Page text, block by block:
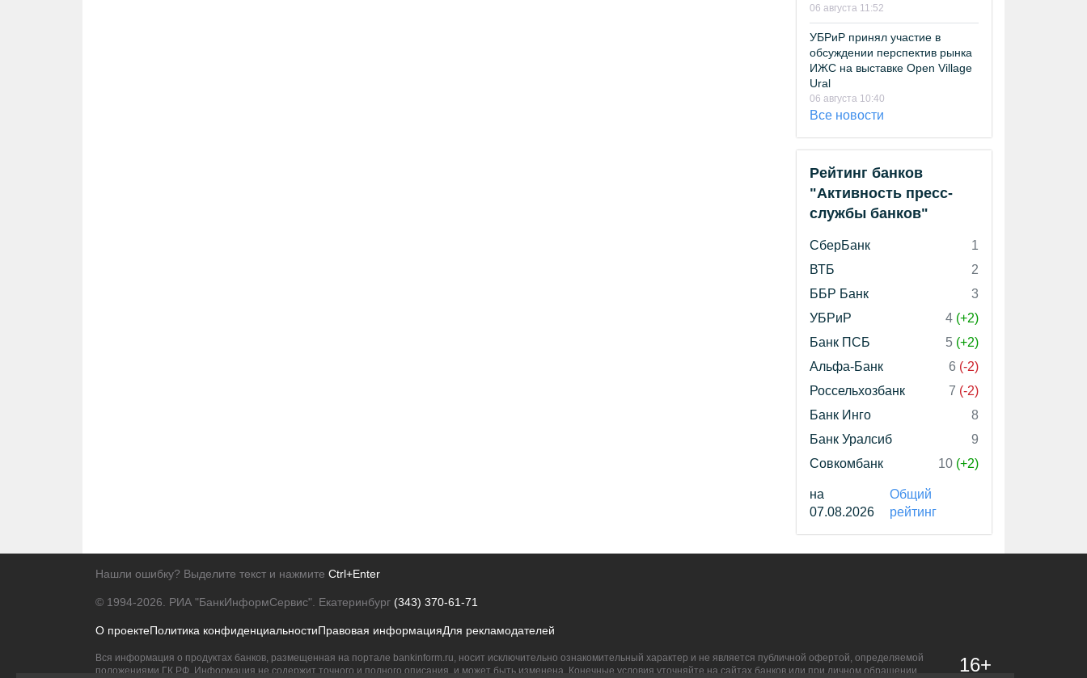
06 августа 11:52
УБРиР принял участие в
обсуждении перспектив рынка
ИЖС на выставке Open Village
Ural
06 августа 10:40
Все новости
Рейтинг банков
"Активность пресс-
службы банков"
СберБанк
1
ВТБ
2
ББР Банк
3
УБРиР
4 (+2)
Банк ПСБ
5 (+2)
Альфа-Банк
6 (-2)
Россельхозбанк
7 (-2)
Банк Инго
8
Банк Уралсиб
9
Совкомбанк
10 (+2)
на
07.08.2026
Общий
рейтинг
Нашли ошибку? Выделите текст и нажмите Ctrl+Enter
© 1994-2026. РИА "БанкИнформСервис". Екатеринбург (343) 370-61-71
О проектеПолитика конфиденциальностиПравовая информацияДля рекламодателей
Вся информация о продуктах банков, размещенная на портале bankinform.ru, носит исключительно ознакомительный характер и не является публичной офертой, определяемой
положениями ГК РФ. Информация не содержит точного и полного описания, и может быть изменена. Конечные условия уточняйте на сайтах банков или при личном обращении.
16+